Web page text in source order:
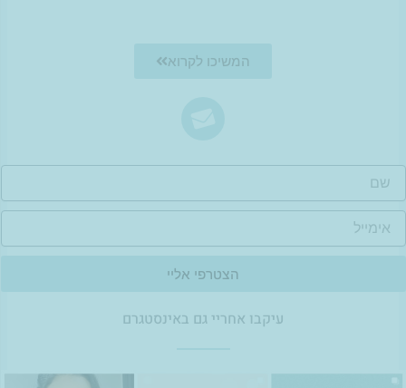
המשיכו לקרוא
הצטרפי אליי
עיקבו אחריי גם באינסטגרם